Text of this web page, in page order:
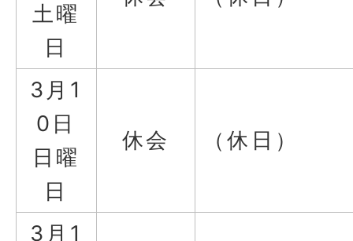
土曜
日
3月1
0日
日曜
日
休会 （休日）
3月1